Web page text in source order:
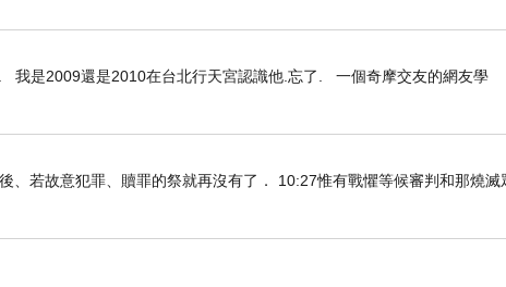
我是2009還是2010在台北行天宮認識他.忘了. 一個奇摩交友的網友學
、若故意犯罪、贖罪的祭就再沒有了． 10:27惟有戰懼等候審判和那燒滅